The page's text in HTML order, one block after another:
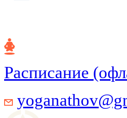
Расписание